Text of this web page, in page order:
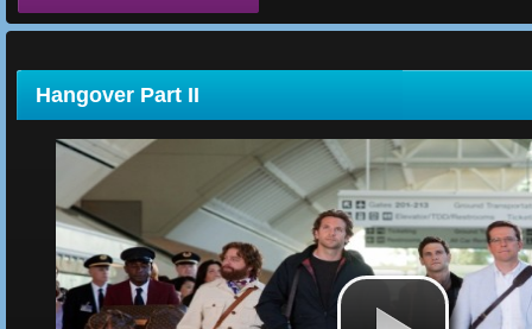
Hangover Part II